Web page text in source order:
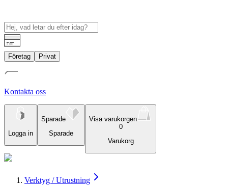
Företag Privat
Kontakta oss
Logga in
Sparade
Sparade
Visa varukorgen
0
Varukorg
Verktyg / Utrustning